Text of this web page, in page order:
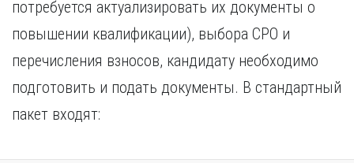
потребуется актуализировать их документы о
повышении квалификации), выбора СРО и
перечисления взносов, кандидату необходимо
подготовить и подать документы. В стандартный
пакет входят: